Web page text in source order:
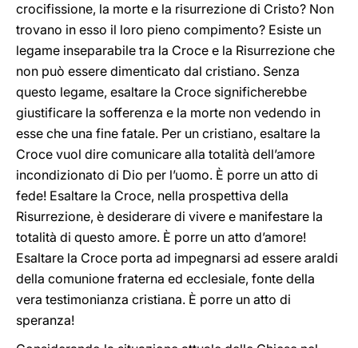
crocifissione, la morte e la risurrezione di Cristo? Non
trovano in esso il loro pieno compimento? Esiste un
legame inseparabile tra la Croce e la Risurrezione che
non può essere dimenticato dal cristiano. Senza
questo legame, esaltare la Croce significherebbe
giustificare la sofferenza e la morte non vedendo in
esse che una fine fatale. Per un cristiano, esaltare la
Croce vuol dire comunicare alla totalità dell’amore
incondizionato di Dio per l’uomo. È porre un atto di
fede! Esaltare la Croce, nella prospettiva della
Risurrezione, è desiderare di vivere e manifestare la
totalità di questo amore. È porre un atto d’amore!
Esaltare la Croce porta ad impegnarsi ad essere araldi
della comunione fraterna ed ecclesiale, fonte della
vera testimonianza cristiana. È porre un atto di
speranza!